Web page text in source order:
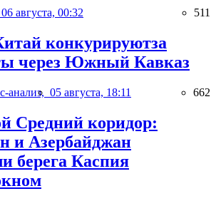
06 августа, 00:32 511
конкурируютза
через Южный Кавказ
анализ, 05 августа, 18:11 662
Средний коридор:
и Азербайджан
берега Каспия